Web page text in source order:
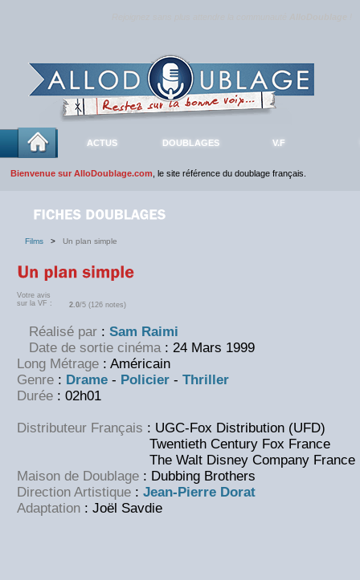
ACTUS DOUBLAGES V.F
Bienvenue sur AlloDoublage.com , le site référence du doublage français.
Films > Un plan simple
Votre avis
sur la VF :
2.0/5 (126 notes)
Réalisé par : Sam Raimi
Date de sortie cinéma : 24 Mars 1999
Long Métrage : Américain
Genre : Drame - Policier - Thriller
Durée : 02h01
Distributeur Français : UGC-Fox Distribution (UFD)
Twentieth Century Fox France
The Walt Disney Company France
Maison de Doublage : Dubbing Brothers
Direction Artistique : Jean-Pierre Dorat
Adaptation : Joël Savdie